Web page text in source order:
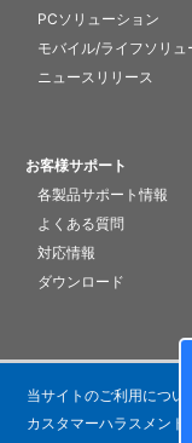
PCソリューション
モバイル/ライフソリュ
ニュースリリース
お客様サポート
各製品サポート情報
よくある質問
対応情報
ダウンロード
当サイトのご利用につい
カスタマーハラスメント